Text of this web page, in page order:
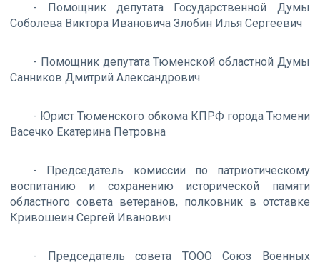
- Помощник депутата Государственной Думы
Соболева Виктора Ивановича Злобин Илья Сергеевич
- Помощник депутата Тюменской областной Думы
Санников Дмитрий Александрович
- Юрист Тюменского обкома КПРФ города Тюмени
Васечко Екатерина Петровна
- Председатель комиссии по патриотическому
воспитанию и сохранению исторической памяти
областного совета ветеранов, полковник в отставке
Кривошеин Сергей Иванович
- Председатель совета ТООО Союз Военных